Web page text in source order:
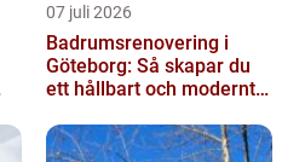
07 juli 2026
Badrumsrenovering i
Göteborg: Så skapar du
ett hållbart och modernt